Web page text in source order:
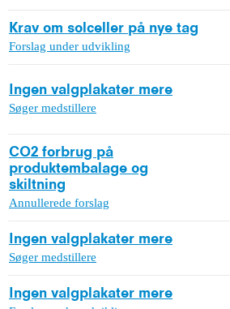
Krav om solceller på nye tag
Forslag under udvikling
Ingen valgplakater mere
Søger medstillere
CO2 forbrug på
produktembalage og
skiltning
Annullerede forslag
Ingen valgplakater mere
Søger medstillere
Ingen valgplakater mere